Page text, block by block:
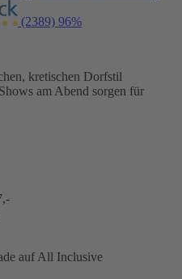
(2389) 96%
kretischen Dorfstil
am Abend sorgen für
auf All Inclusive